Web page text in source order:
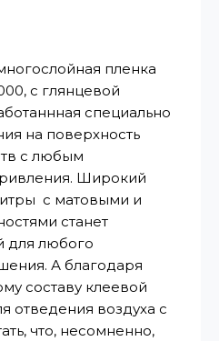
пленка
с глянцевой
специально
на поверхность
с любым
Широкий
с матовыми и
станет
для любого
А благодаря
составу клеевой
отведения воздуха с
что, несомненно,